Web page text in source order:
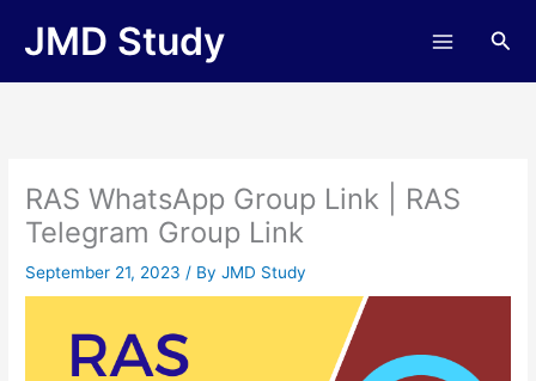
JMD Study
RAS WhatsApp Group Link | RAS
Telegram Group Link
September 21, 2023/ ByJMD Study